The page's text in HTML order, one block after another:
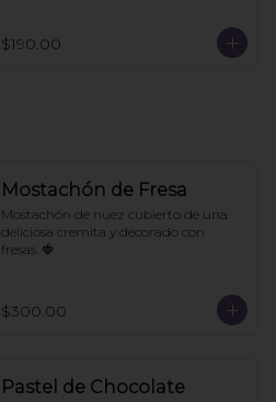
$190.00
Mostachón de Fresa
Mostachón de nuez cubierto de una
deliciosa cremita y decorado con
fresas. 🍓
$300.00
Pastel de Chocolate